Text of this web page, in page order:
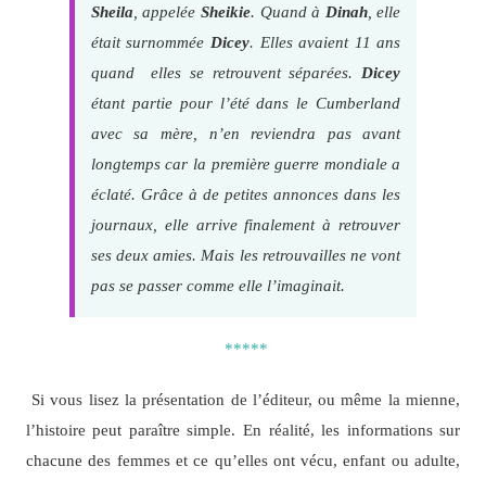
Sheila , appelée Sheikie. Quand à Dinah, elle
était surnommée Dicey. Elles avaient 11 ans
quand elles se retrouvent séparées. Dicey
étant partie pour l’été dans le Cumberland
avec sa mère, n’en reviendra pas avant
longtemps car la première guerre mondiale a
éclaté. Grâce à de petites annonces dans les
journaux, elle arrive finalement à retrouver
ses deux amies. Mais les retrouvailles ne vont
pas se passer comme elle l’imaginait.
*****
Si vous lisez la présentation de l’éditeur, ou même la mienne,
l’histoire peut paraître simple. En réalité, les informations sur
chacune des femmes et ce qu’elles ont vécu, enfant ou adulte,